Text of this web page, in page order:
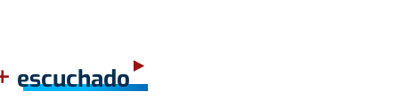
escuchado